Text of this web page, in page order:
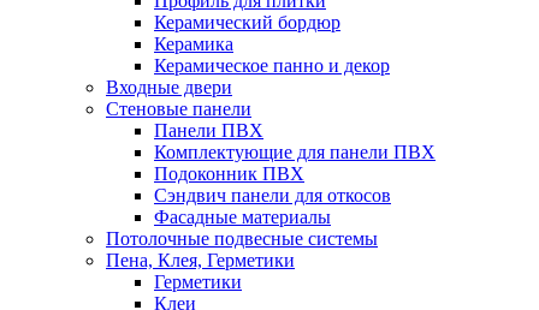
Керамический бордюр
Керамика
Керамическое панно и декор
Входные двери
Стеновые панели
Панели ПВХ
Комплектующие для панели ПВХ
Подоконник ПВХ
Сэндвич панели для откосов
Фасадные материалы
Потолочные подвесные системы
Пена, Клея, Герметики
Герметики
Клеи